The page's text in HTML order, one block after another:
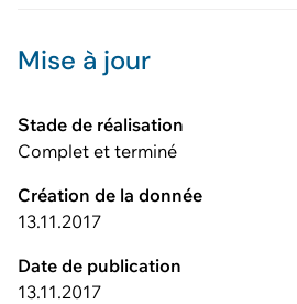
Mise à jour
Stade de réalisation
Complet et terminé
Création de la donnée
13.11.2017
Date de publication
13.11.2017